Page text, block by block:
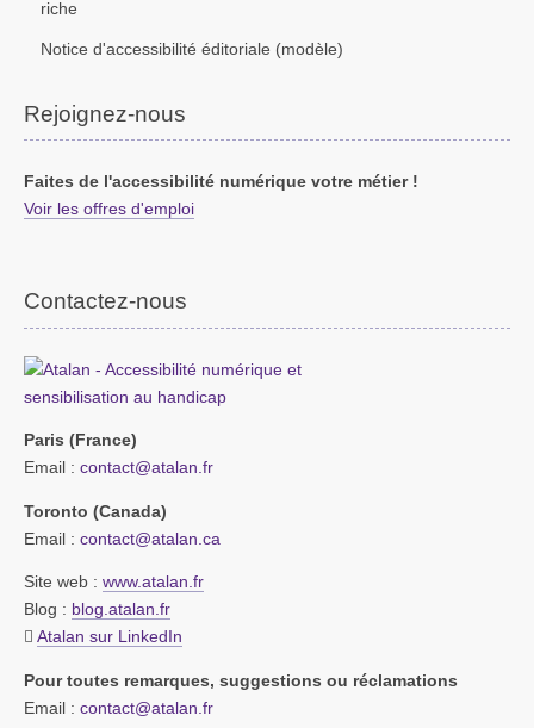
riche
Notice d'accessibilité éditoriale (modèle)
Rejoignez-nous
Faites de l'accessibilité numérique votre métier !
Voir les offres d'emploi
Contactez-nous
Paris (France)
Email : contact@atalan.fr
Toronto (Canada)
Email : contact@atalan.ca
Site web : www.atalan.fr
Blog : blog.atalan.fr
Atalan sur LinkedIn
Pour toutes remarques, suggestions ou réclamations
Email : contact@atalan.fr